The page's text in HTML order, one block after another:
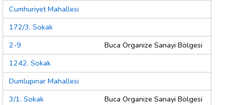
Cumhuriyet Mahallesi
172/3. Sokak
2-9
Buca Organize Sanayi Bölgesi
1242. Sokak
Dumlupınar Mahallesi
3/1. Sokak
Buca Organize Sanayi Bölgesi